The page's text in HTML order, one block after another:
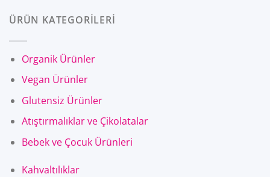
ÜRÜN KATEGORİLERİ
Organik Ürünler
Vegan Ürünler
Glutensiz Ürünler
Atıştırmalıklar ve Çikolatalar
Bebek ve Çocuk Ürünleri
Kahvaltılıklar